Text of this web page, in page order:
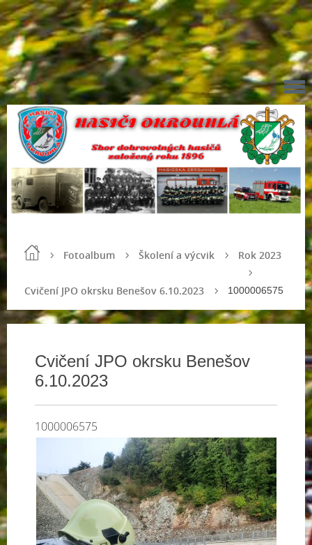
Fotoalbum Školení a výcvik Rok 2023
Cvičení JPO okrsku Benešov 6.10.2023 1000006575
Cvičení JPO okrsku Benešov
6.10.2023
1000006575